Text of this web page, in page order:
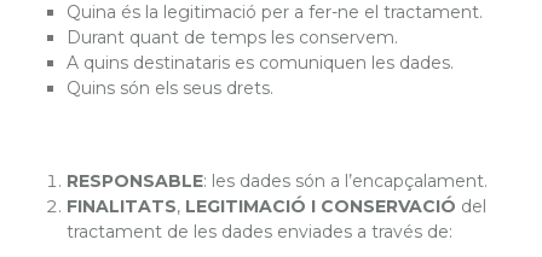
Quina és la legitimació per a fer-ne el tractament.
Durant quant de temps les conservem.
A quins destinataris es comuniquen les dades.
Quins són els seus drets.
RESPONSABLE: les dades són a l’encapçalament.
FINALITATS, LEGITIMACIÓ I CONSERVACIÓ del
tractament de les dades enviades a través de: